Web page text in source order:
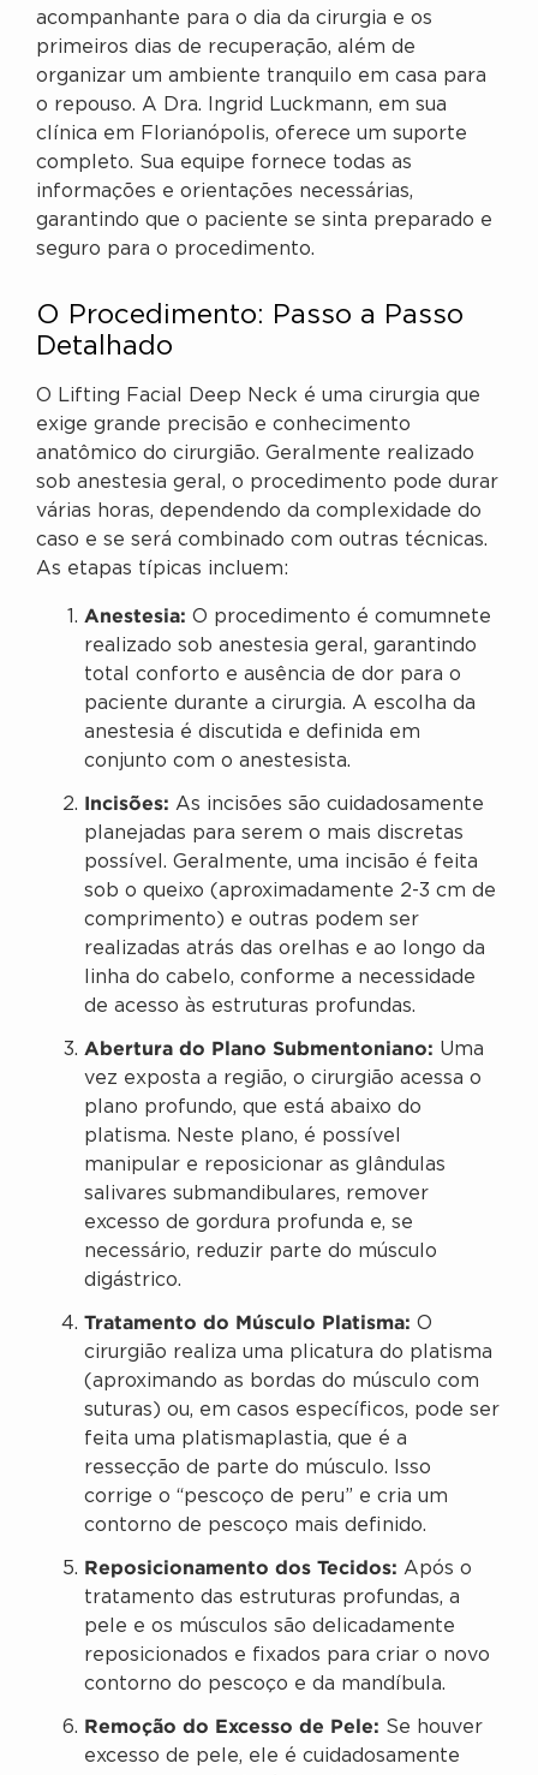
acompanhante para o dia da cirurgia e os
primeiros dias de recuperação, além de
organizar um ambiente tranquilo em casa para
o repouso. A Dra. Ingrid Luckmann, em sua
clínica em Florianópolis, oferece um suporte
completo. Sua equipe fornece todas as
informações e orientações necessárias,
garantindo que o paciente se sinta preparado e
seguro para o procedimento.
O Procedimento: Passo a Passo
Detalhado
O Lifting Facial Deep Neck é uma cirurgia que
exige grande precisão e conhecimento
anatômico do cirurgião. Geralmente realizado
sob anestesia geral, o procedimento pode durar
várias horas, dependendo da complexidade do
caso e se será combinado com outras técnicas.
As etapas típicas incluem:
Anestesia: O procedimento é comumnete
realizado sob anestesia geral, garantindo
total conforto e ausência de dor para o
paciente durante a cirurgia. A escolha da
anestesia é discutida e definida em
conjunto com o anestesista.
Incisões: As incisões são cuidadosamente
planejadas para serem o mais discretas
possível. Geralmente, uma incisão é feita
sob o queixo (aproximadamente 2-3 cm de
comprimento) e outras podem ser
realizadas atrás das orelhas e ao longo da
linha do cabelo, conforme a necessidade
de acesso às estruturas profundas.
Abertura do Plano Submentoniano: Uma
vez exposta a região, o cirurgião acessa o
plano profundo, que está abaixo do
platisma. Neste plano, é possível
manipular e reposicionar as glândulas
salivares submandibulares, remover
excesso de gordura profunda e, se
necessário, reduzir parte do músculo
digástrico.
Tratamento do Músculo Platisma: O
cirurgião realiza uma plicatura do platisma
(aproximando as bordas do músculo com
suturas) ou, em casos específicos, pode ser
feita uma platismaplastia, que é a
ressecção de parte do músculo. Isso
corrige o “pescoço de peru” e cria um
contorno de pescoço mais definido.
Reposicionamento dos Tecidos: Após o
tratamento das estruturas profundas, a
pele e os músculos são delicadamente
reposicionados e fixados para criar o novo
contorno do pescoço e da mandíbula.
Remoção do Excesso de Pele: Se houver
excesso de pele, ele é cuidadosamente